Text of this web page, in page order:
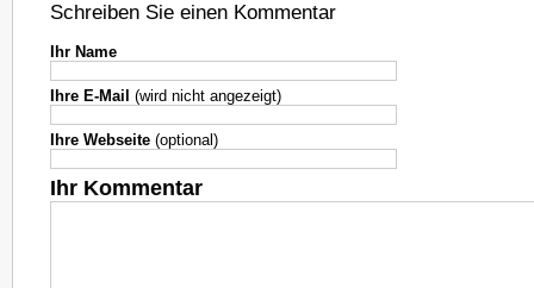
Schreiben Sie einen Kommentar
Ihr Name
Ihre E-Mail (wird nicht angezeigt)
Ihre Webseite (optional)
Ihr Kommentar